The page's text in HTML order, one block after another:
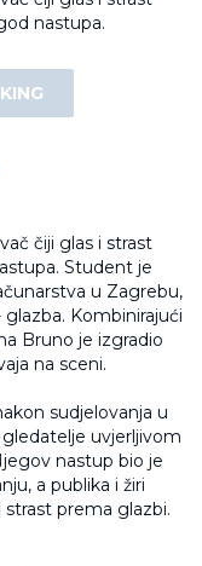
nastupa.
čiji glas i strast
Student je
u Zagrebu,
Kombinirajući
Bruno je izgradio
na sceni.
sudjelovanja u
uvjerljivom
nastup bio je
a publika i žiri
prema glazbi.